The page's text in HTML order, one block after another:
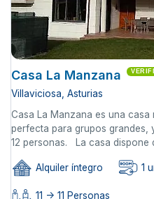
Casa La Manzana
Villaviciosa, Asturias
Casa La Manzana es una casa
perfecta para grupos grandes,
12 personas. La casa dispone
Alquiler íntegro 1
11 -> 11 Personas